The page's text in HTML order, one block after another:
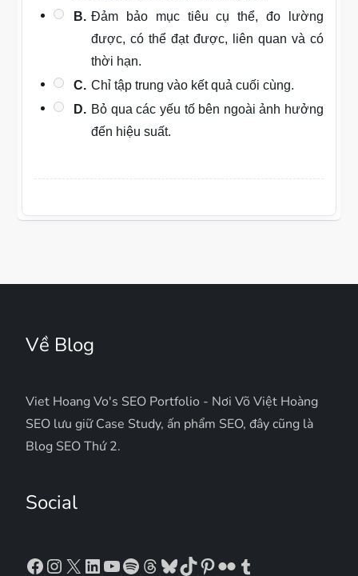
B. Đảm bảo mục tiêu cụ thể, đo lường
được, có thể đạt được, liên quan và có
thời hạn.
C. Chỉ tập trung vào kết quả cuối cùng.
D. Bỏ qua các yếu tố bên ngoài ảnh hưởng
đến hiệu suất.
Về Blog
Viet Hoang Vo's SEO Portfolio - Nơi Võ Việt Hoàng
SEO lưu giữ Case Study, ấn phẩm SEO, đây cũng là
Blog SEO Thứ 2.
Social
Facebook
Instagram
X LinkedIn
YouTube
Spotify
Threads
Bluesky
TikTok
Pinterest
Flickr